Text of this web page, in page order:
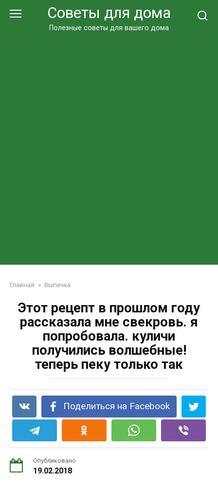
Советы для дома
Полезные советы для вашего дома
Главная » Выпечка
Этот рецепт в прошлом году
рассказала мне свекровь. я
попробовала. куличи
получились волшебные!
теперь пеку только так
Поделиться на Facebook
Опубликовано
19.02.2018